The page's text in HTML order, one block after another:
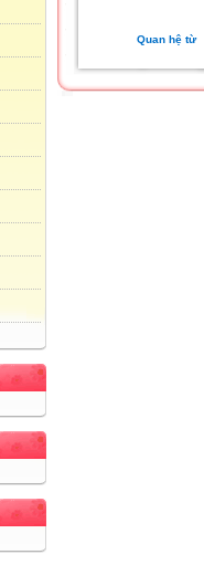
Quan hệ từ